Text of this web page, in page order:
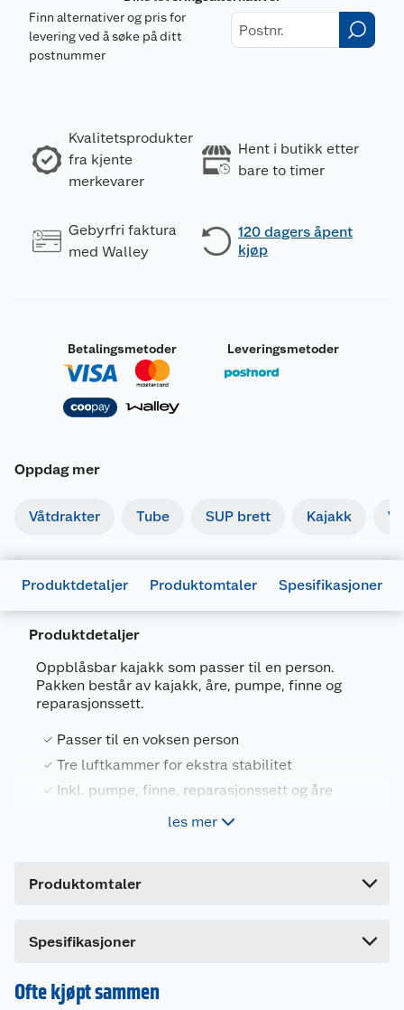
Finn alternativer og pris for
levering ved å søke på ditt
postnummer
Kvalitetsprodukter
fra kjente
merkevarer
Hent i butikk etter
bare to timer
Gebyrfri faktura
med Walley
120 dagers åpent
kjøp
Betalingsmetoder Leveringsmetoder
Oppdag mer
Våtdrakter Tube SUP brett Kajakk
Produktdetaljer Produktomtaler Spesifikasjoner
Produktdetaljer
Oppblåsbar kajakk som passer til en person.
Pakken består av kajakk, åre, pumpe, finne og
reparasjonssett.
Passer til en voksen person
Tre luftkammer for ekstra stabilitet
Inkl. pumpe, finne, reparasjonssett og åre
Vektkapasitet: 100 kg
person. Konstruert i slitesterkt PVC-materiale.
Gripetau langs kantene. Elastisk snor foran og
for økt stabilitet.
les mer
Produktomtaler
Spesifikasjoner
Generelt
Artikkelnummer
Leverandørens artikkelnummer
Lengde
Ofte kjøpt sammen
Kundeservice